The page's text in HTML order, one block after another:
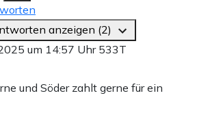
anzeigen (2)
um 14:57 Uhr 533T
und Söder zahlt gerne für ein